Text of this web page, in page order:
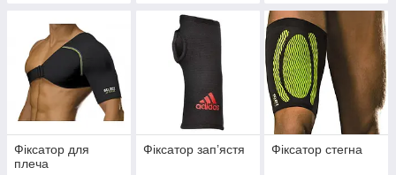
Фіксатор для
плеча
Фіксатор запʼястя Фіксатор стегна